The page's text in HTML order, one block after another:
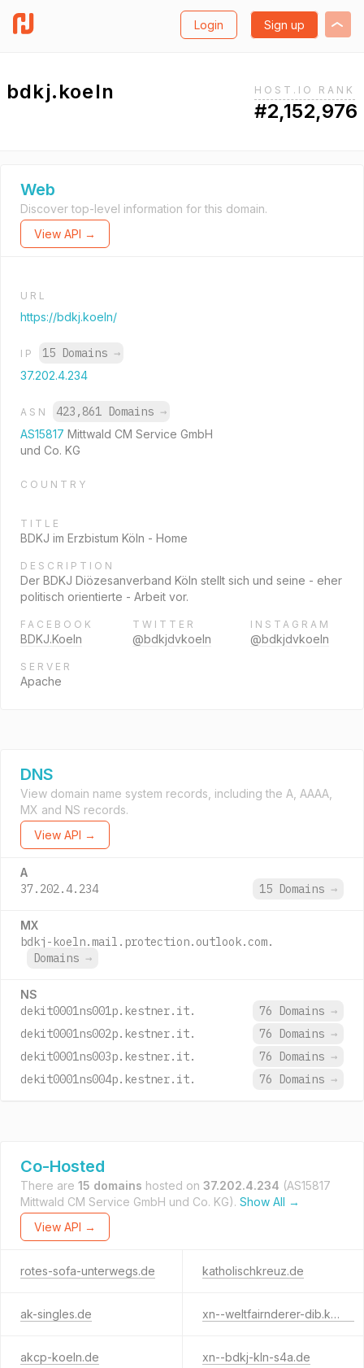
Login Sign up
bdkj.koeln HOST.IO RANK
#2,152,976
Web
Discover top-level information for this domain.
View API →
URL
https://bdkj.koeln/
IP 15 Domains →
37.202.4.234
ASN 423,861 Domains →
AS15817 Mittwald CM Service GmbH
und Co. KG
COUNTRY
TITLE
BDKJ im Erzbistum Köln - Home
DESCRIPTION
Der BDKJ Diözesanverband Köln stellt sich und seine - eher
politisch orientierte - Arbeit vor.
FACEBOOK
BDKJ.Koeln
TWITTER
@bdkjdvkoeln
INSTAGRAM
@bdkjdvkoeln
SERVER
Apache
DNS
View domain name system records, including the A, AAAA,
MX and NS records.
View API →
A
37.202.4.234 15 Domains →
MX
bdkj-koeln.mail.protection.outlook.com.
Domains →
NS
dekit0001ns001p.kestner.it. 76 Domains →
dekit0001ns002p.kestner.it.
76 Domains →
dekit0001ns003p.kestner.it.
76 Domains →
dekit0001ns004p.kestner.it.
76 Domains →
Co-Hosted
There are 15 domains hosted on 37.202.4.234 (AS15817
Mittwald CM Service GmbH und Co. KG). Show All →
View API →
rotes-sofa-unterwegs.de katholischkreuz.de
ak-singles.de xn--weltfairnderer-dib.koeln
akcp-koeln.de xn--bdkj-kln-s4a.de